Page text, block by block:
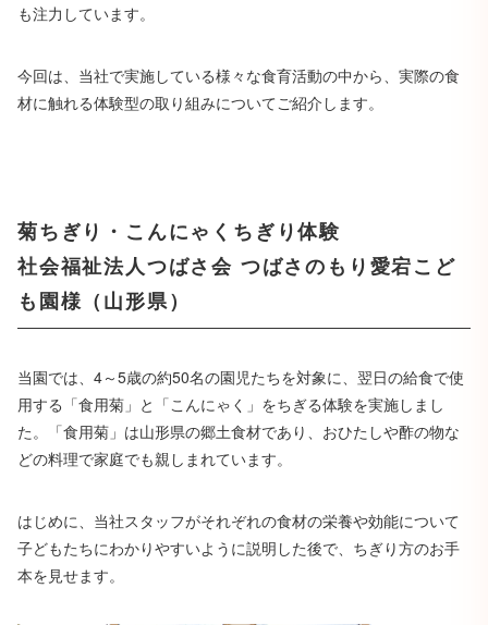
も注力しています。
今回は、当社で実施している様々な食育活動の中から、実際の食
材に触れる体験型の取り組みについてご紹介します。
菊ちぎり・こんにゃくちぎり体験
社会福祉法人つばさ会 つばさのもり愛宕こど
も園様（山形県）
当園では、4～5歳の約50名の園児たちを対象に、翌日の給食で使
用する「食用菊」と「こんにゃく」をちぎる体験を実施しまし
た。「食用菊」は山形県の郷土食材であり、おひたしや酢の物な
どの料理で家庭でも親しまれています。
はじめに、当社スタッフがそれぞれの食材の栄養や効能について
子どもたちにわかりやすいように説明した後で、ちぎり方のお手
本を見せます。